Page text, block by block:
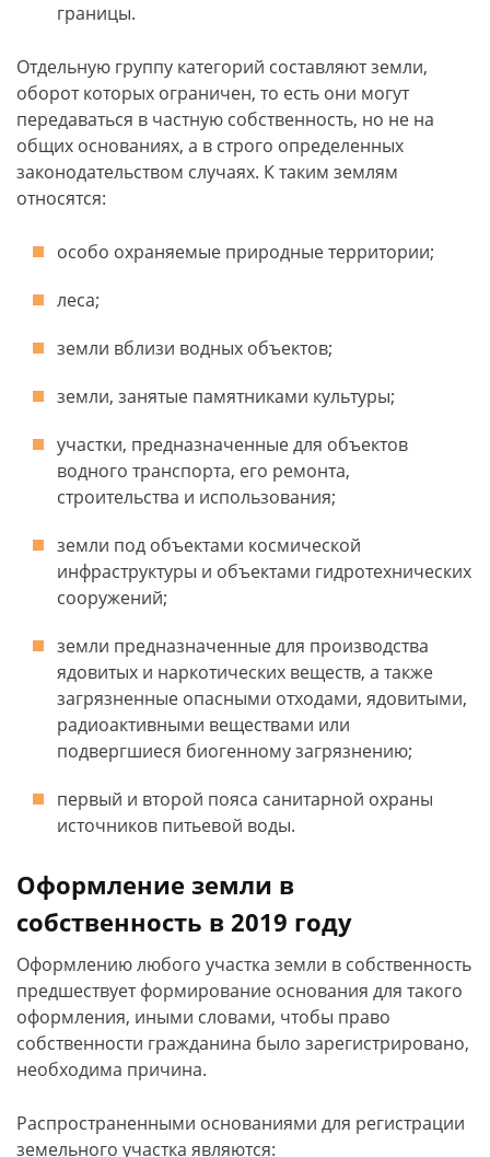
границы.
Отдельную группу категорий составляют земли,
оборот которых ограничен, то есть они могут
передаваться в частную собственность, но не на
общих основаниях, а в строго определенных
законодательством случаях. К таким землям
относятся:
особо охраняемые природные территории;
леса;
земли вблизи водных объектов;
земли, занятые памятниками культуры;
участки, предназначенные для объектов
водного транспорта, его ремонта,
строительства и использования;
земли под объектами космической
инфраструктуры и объектами гидротехнических
сооружений;
земли предназначенные для производства
ядовитых и наркотических веществ, а также
загрязненные опасными отходами, ядовитыми,
радиоактивными веществами или
подвергшиеся биогенному загрязнению;
первый и второй пояса санитарной охраны
источников питьевой воды.
Оформление земли в
собственность в 2019 году
Оформлению любого участка земли в собственность
предшествует формирование основания для такого
оформления, иными словами, чтобы право
собственности гражданина было зарегистрировано,
необходима причина.
Распространенными основаниями для регистрации
земельного участка являются: